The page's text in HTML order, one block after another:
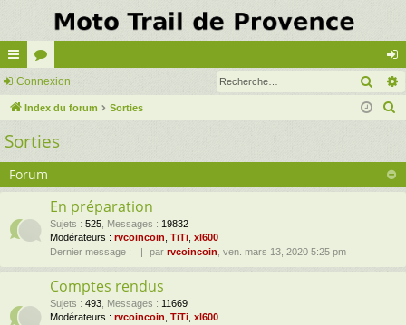
cc
ès
ra
pi
de
or
u
m
s
on
ne
on
Connexion
Index du forum Sorties
e
e
Sorties
Forum
En préparation
Sujets : 525 Messages : 19832
Modérateurs : rvcoincoin TiTi xl600
Dernier message :
par rvcoincoin , ven. mars 13, 2020 5:25 pm
Comptes rendus
Sujets : 493 Messages : 11669
Modérateurs : rvcoincoin TiTi xl600